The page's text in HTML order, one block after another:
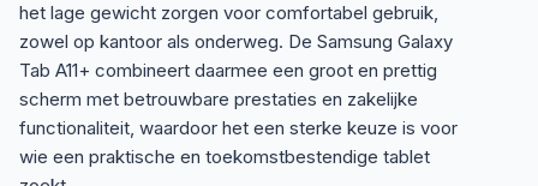
het lage gewicht zorgen voor comfortabel gebruik,
zowel op kantoor als onderweg. De Samsung Galaxy
Tab A11+ combineert daarmee een groot en prettig
scherm met betrouwbare prestaties en zakelijke
functionaliteit, waardoor het een sterke keuze is voor
wie een praktische en toekomstbestendige tablet